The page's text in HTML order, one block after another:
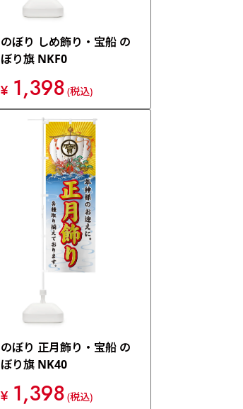
のぼり しめ飾り・宝船 の
ぼり旗 NKF0
¥ 1,398 (税込)
のぼり 正月飾り・宝船 の
ぼり旗 NK40
¥ 1,398 (税込)